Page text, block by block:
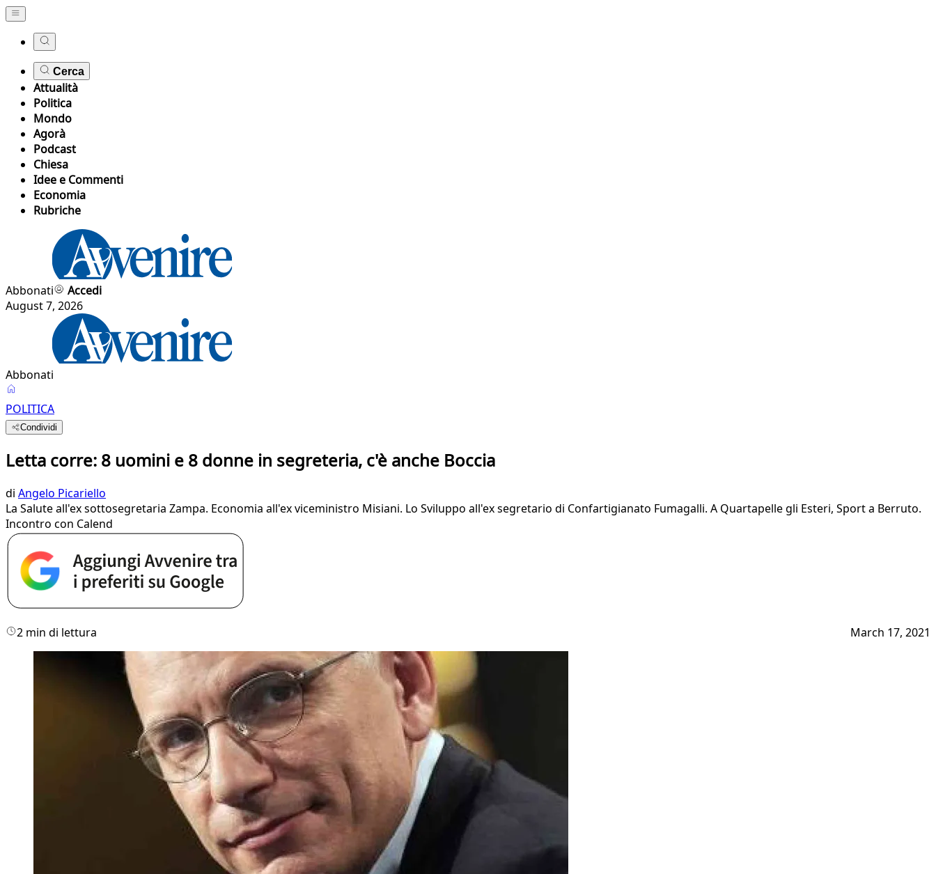
Cerca
Attualità
Politica
Mondo
Agorà
Podcast
Chiesa
Idee e Commenti
Economia
Rubriche
Abbonati
Accedi
August 7, 2026
Abbonati
POLITICA
Condividi
Letta corre: 8 uomini e 8 donne in segreteria, c'è anche Boccia
di Angelo Picariello
La Salute all'ex sottosegretaria Zampa. Economia all'ex viceministro Misiani. Lo Sviluppo all'ex segretario di Confartigianato Fumagalli. A Quartapelle gli Esteri, Sport a Berruto.
Incontro con Calend
2 min di lettura March 17, 2021